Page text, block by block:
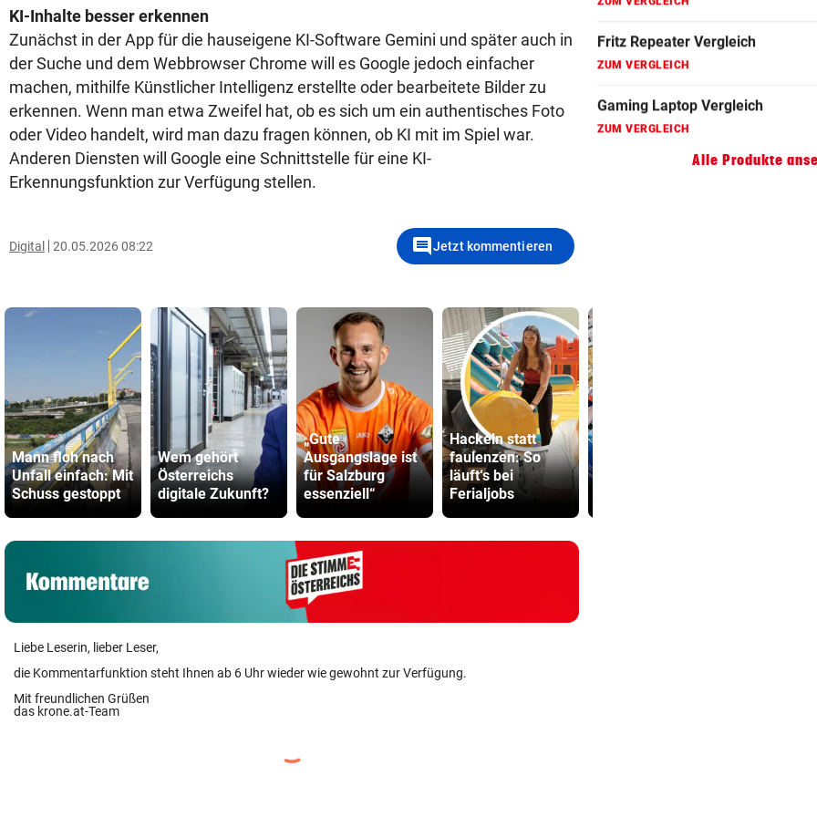
KI-Inhalte besser erkennen
Zunächst in der App für die hauseigene KI-Software Gemini und später auch in
der Suche und dem Webbrowser Chrome will es Google jedoch einfacher
machen, mithilfe Künstlicher Intelligenz erstellte oder bearbeitete Bilder zu
erkennen. Wenn man etwa Zweifel hat, ob es sich um ein authentisches Foto
oder Video handelt, wird man dazu fragen können, ob KI mit im Spiel war.
Anderen Diensten will Google eine Schnittstelle für eine KI-
Erkennungsfunktion zur Verfügung stellen.
Digital 20.05.2026 08:22 commentJetzt kommentieren
Mann floh nach
Unfall einfach: Mit
Schuss gestoppt
Wem gehört
Österreichs
digitale Zukunft?
„Gute
Ausgangslage ist
für Salzburg
essenziell“
Hackeln statt
faulenzen: So
läuft‘s bei
Ferialjobs
Liebe Leserin, lieber Leser,
die Kommentarfunktion steht Ihnen ab 6 Uhr wieder wie gewohnt zur Verfügung.
Mit freundlichen Grüßen
das krone.at-Team
Gaming Laptop Vergleich
ZUM VERGLEICH
Grafikkarten Vergleich
ZUM VERGLEICH
Alle Produkte